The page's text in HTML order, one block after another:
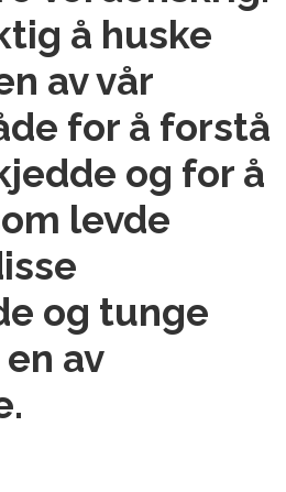
å huske
av vår
for å forstå
og for å
levde
og tunge
av